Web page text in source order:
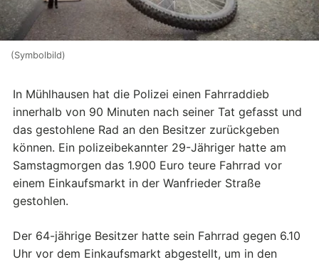
(Symbolbild)
In Mühlhausen hat die Polizei einen Fahrraddieb
innerhalb von 90 Minuten nach seiner Tat gefasst und
das gestohlene Rad an den Besitzer zurückgeben
können. Ein polizeibekannter 29-Jähriger hatte am
Samstagmorgen das 1.900 Euro teure Fahrrad vor
einem Einkaufsmarkt in der Wanfrieder Straße
gestohlen.
Der 64-jährige Besitzer hatte sein Fahrrad gegen 6.10
Uhr vor dem Einkaufsmarkt abgestellt, um in den